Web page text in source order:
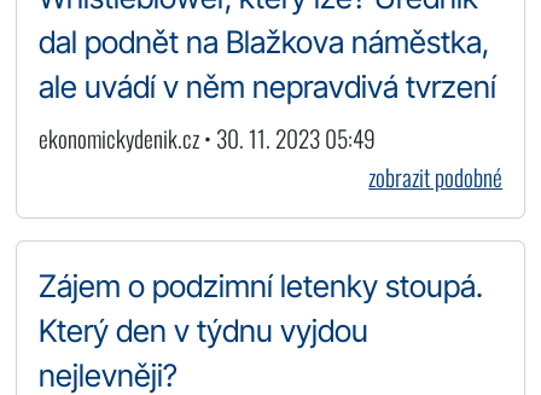
dal podnět na Blažkova náměstka,
ale uvádí v něm nepravdivá tvrzení
ekonomickydenik.cz • 30. 11. 2023 05:49
zobrazit podobné
Zájem o podzimní letenky stoupá.
Který den v týdnu vyjdou
nejlevněji?